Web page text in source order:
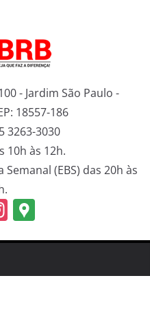
- Jardim São Paulo -
18557-186
3263-3030
10h às 12h.
Semanal (EBS) das 20h às
In
gr gl